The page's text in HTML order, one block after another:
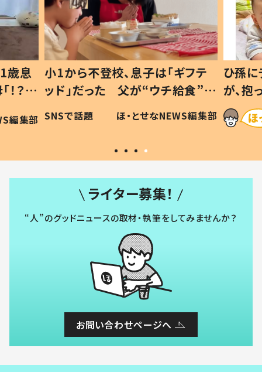
歳息
？」
編集部
小1から不登校、息子は「ギフテ
ッド」だった 父が“ウチ給食”を
作り続ける理由とは #令和の親
#令和の子
SNSで話題 ほ・とせなNEWS編集部
ひ孫
が、
「涙が
い」
ライター募集！
“人”のグッドニュースの取材・執筆をしてみませんか？
お問い合わせページへ